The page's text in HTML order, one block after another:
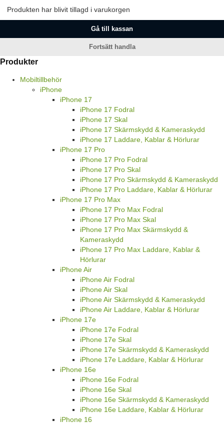
Produkten har blivit tillagd i varukorgen
Gå till kassan
Fortsätt handla
Produkter
Mobiltillbehör
iPhone
iPhone 17
iPhone 17 Fodral
iPhone 17 Skal
iPhone 17 Skärmskydd & Kameraskydd
iPhone 17 Laddare, Kablar & Hörlurar
iPhone 17 Pro
iPhone 17 Pro Fodral
iPhone 17 Pro Skal
iPhone 17 Pro Skärmskydd & Kameraskydd
iPhone 17 Pro Laddare, Kablar & Hörlurar
iPhone 17 Pro Max
iPhone 17 Pro Max Fodral
iPhone 17 Pro Max Skal
iPhone 17 Pro Max Skärmskydd &
Kameraskydd
iPhone 17 Pro Max Laddare, Kablar &
Hörlurar
iPhone Air
iPhone Air Fodral
iPhone Air Skal
iPhone Air Skärmskydd & Kameraskydd
iPhone Air Laddare, Kablar & Hörlurar
iPhone 17e
iPhone 17e Fodral
iPhone 17e Skal
iPhone 17e Skärmskydd & Kameraskydd
iPhone 17e Laddare, Kablar & Hörlurar
iPhone 16e
iPhone 16e Fodral
iPhone 16e Skal
iPhone 16e Skärmskydd & Kameraskydd
iPhone 16e Laddare, Kablar & Hörlurar
iPhone 16